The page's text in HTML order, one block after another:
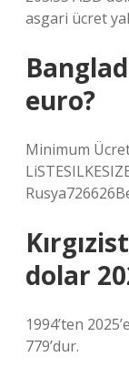
asgari ücret
euro?
Minimum
dolar
1994’ten
779’dur.